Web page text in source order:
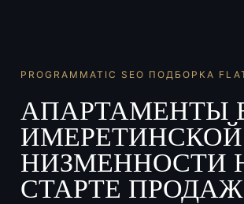
PROGRAMMATIC SEO ПОДБОРКА
АПАРТАМЕНТЫ
ИМЕРЕТИНСКОЙ
НИЗМЕННОСТИ
СТАРТЕ ПРОДАЖ